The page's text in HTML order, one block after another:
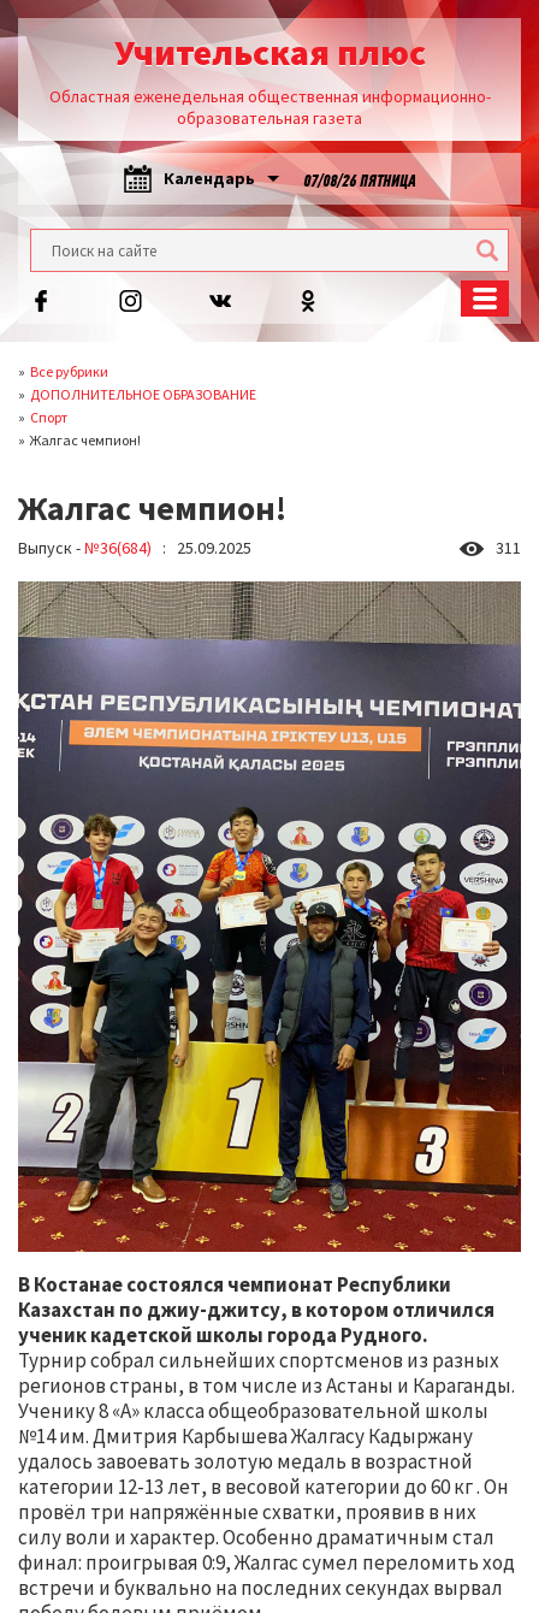
Учительская плюс
Областная еженедельная общественная информационно-
образовательная газета
Календарь 07/08/26 ПЯТНИЦА
Все рубрики
ДОПОЛНИТЕЛЬНОЕ ОБРАЗОВАНИЕ
Спорт
Жалгас чемпион!
Жалгас чемпион!
Выпуск -№36(684) : 25.09.2025 311
В Костанае состоялся чемпионат Республики
Казахстан по джиу-джитсу, в котором отличился
ученик кадетской школы города Рудного.
Турнир собрал сильнейших спортсменов из разных
регионов страны, в том числе из Астаны и Караганды.
Ученику 8 «А» класса общеобразовательной школы
№14 им. Дмитрия Карбышева Жалгасу Кадыржану
удалось завоевать золотую медаль в возрастной
категории 12-13 лет, в весовой категории до 60 кг . Он
провёл три напряжённые схватки, проявив в них
силу воли и характер. Особенно драматичным стал
финал: проигрывая 0:9, Жалгас сумел переломить ход
встречи и буквально на последних секундах вырвал